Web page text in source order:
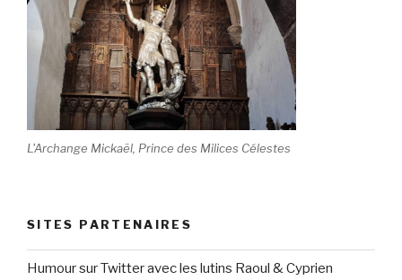
L'Archange Mickaël, Prince des Milices Célestes
SITES PARTENAIRES
Humour sur Twitter avec les lutins Raoul & Cyprien